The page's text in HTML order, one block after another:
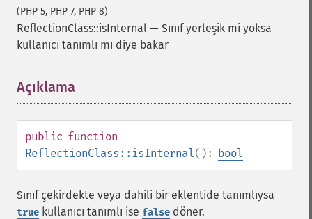
(PHP 5, PHP 7, PHP 8)
ReflectionClass::isInternal — Sınıf yerleşik mi yoksa
kullanıcı tanımlı mı diye bakar
Açıklama
public function
ReflectionClass::isInternal(): bool
Sınıf çekirdekte veya dahili bir eklentide tanımlıysa
true kullanıcı tanımlı ise false döner.